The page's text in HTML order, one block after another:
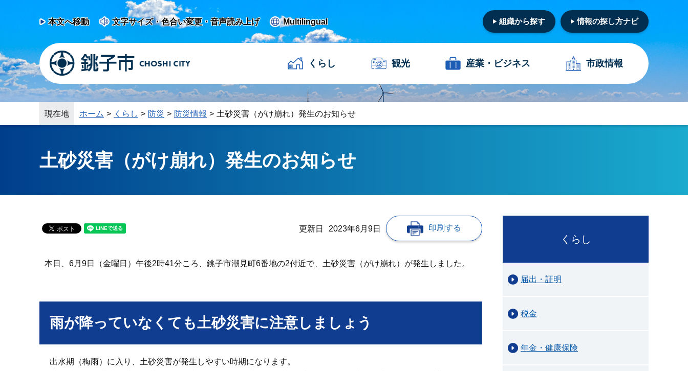
本文へ移動 文字サイズ・色合い変更・音声読み上げ Multilingual 組織から探す 情報の探し方ナビ
くらし 観光 産業・ ビジネス 市政情報
現在地 ホーム くらし 防災 防災情報 土砂災害（がけ崩れ）発生のお知らせ
土砂災害（がけ崩れ）発生のお知らせ
更新日 2023年6月9日 印刷する
本日、6月9日（金曜日）午後2時41分ころ、銚子市潮見町6番地の2付近で、土砂災害（がけ崩れ）が発生しました。
雨が降っていなくても土砂災害に注意しましょう
出水期（梅雨）に入り、土砂災害が発生しやすい時期になります。
くらし
届出・証明
税金
年金・健康保険